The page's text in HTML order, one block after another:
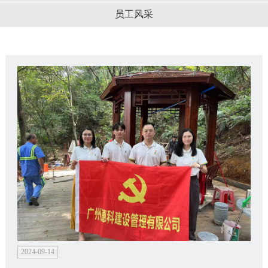
员工风采
2024-09-14